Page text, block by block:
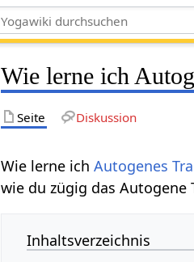
Wie lerne ich
Seite Diskussion
Wie lerne ichAutogenes
wie du zügig das
Inhaltsverzeichnis